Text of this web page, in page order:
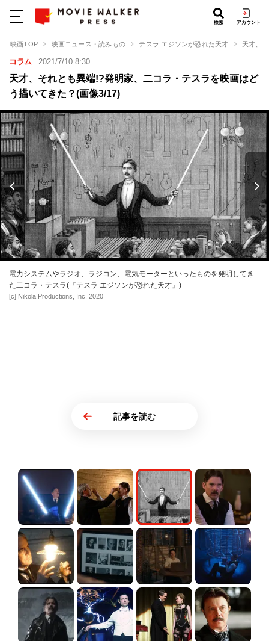
検索 アカウント
映画TOP 映画ニュース・読みもの テスラ エジソンが恐れた天才 天才、
コラム 2021/7/10 8:30
天才、それとも異端!?発明家、二コラ・テスラを映画はど
う描いてきた？(画像3/17)
電力システムやラジオ、ラジコン、電気モーターといったものを発明してき
た二コラ・テスラ(『テスラ エジソンが恐れた天才』)
[c] Nikola Productions, Inc. 2020
記事を読む